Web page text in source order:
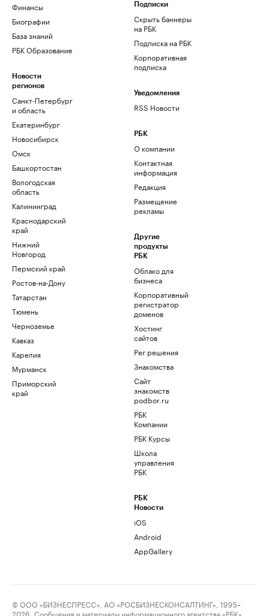
Финансы
Биографии
База знаний
РБК Образование
Новости
регионов
Санкт-Петербург
и область
Екатеринбург
Новосибирск
Омск
Башкортостан
Вологодская
область
Калининград
Краснодарский
край
Нижний
Новгород
Пермский край
Ростов-на-Дону
Татарстан
Тюмень
Черноземье
Кавказ
Карелия
Мурманск
Приморский
край
Подписки
Скрыть баннеры
на РБК
Подписка на РБК
Корпоративная
подписка
Уведомления
RSS Новости
РБК
О компании
Контактная
информация
Редакция
Размещение
рекламы
Другие
продукты
РБК
Облако для
бизнеса
Корпоративный
регистратор
доменов
Хостинг
сайтов
Рег.решения
Знакомства
Сайт
знакомств
podbor.ru
РБК
Компании
РБК Курсы
Школа
управления
РБК
РБК
Новости
iOS
Android
AppGallery
© ООО «БИЗНЕСПРЕСС», АО «РОСБИЗНЕСКОНСАЛТИНГ», 1995–
2026. Сообщения и материалы информационного агентства «РБК»